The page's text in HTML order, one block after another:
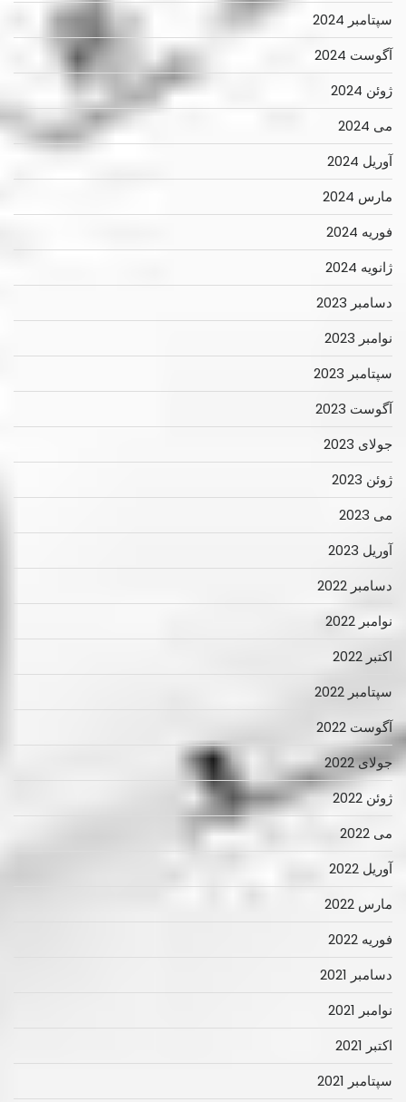
سپتامبر 2024
آگوست 2024
ژوئن 2024
می 2024
آوریل 2024
مارس 2024
فوریه 2024
ژانویه 2024
دسامبر 2023
نوامبر 2023
سپتامبر 2023
آگوست 2023
جولای 2023
ژوئن 2023
می 2023
آوریل 2023
دسامبر 2022
نوامبر 2022
اکتبر 2022
سپتامبر 2022
آگوست 2022
جولای 2022
ژوئن 2022
می 2022
آوریل 2022
مارس 2022
فوریه 2022
دسامبر 2021
نوامبر 2021
اکتبر 2021
سپتامبر 2021